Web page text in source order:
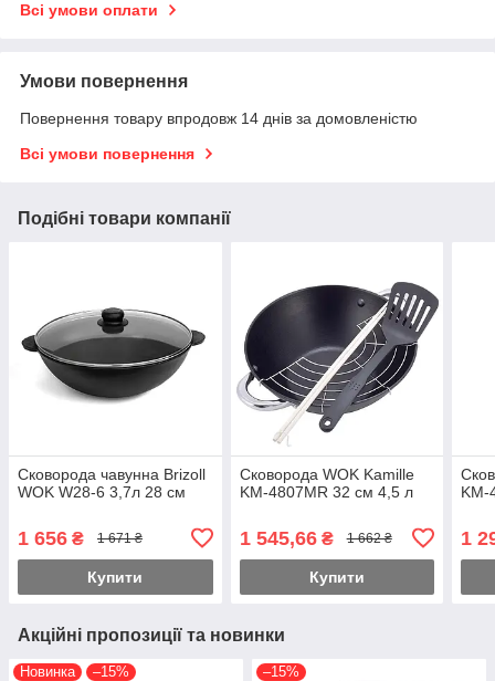
Всі умови оплати
Умови повернення
Повернення товару впродовж 14 днів за домовленістю
Всі умови повернення
Подібні товари компанії
Сковорода чавунна Brizoll
WOK W28-6 3,7л 28 см
1 656 ₴ 1 671 ₴
Купити
Сковорода WOK Kamille
KM-4807MR 32 см 4,5 л
1 545,66₴ 1 662 ₴
Купити
KM-
1
Акційні пропозиції та новинки
Новинка –15% –15%